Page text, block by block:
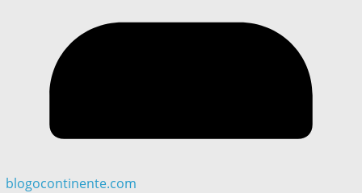
blogocontinente.com